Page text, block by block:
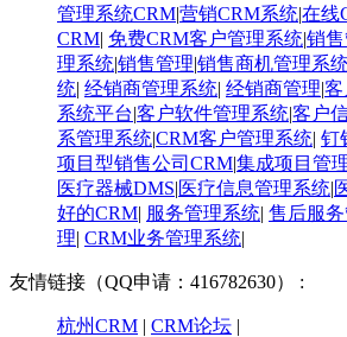
管理系统CRM|营销CRM系统|在线
CRM| 免费CRM客户管理系统|销
理系统|销售管理|销售商机管理系
统| 经销商管理系统| 经销商管理|客
系统平台|客户软件管理系统|客户
系管理系统|CRM客户管理系统| 钉
项目型销售公司CRM|集成项目管
医疗器械DMS|医疗信息管理系统|
好的CRM| 服务管理系统| 售后服
理| CRM业务管理系统|
友情链接（QQ申请：416782630） :
杭州CRM | CRM论坛 |